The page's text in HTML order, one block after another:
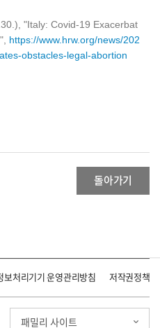
"Italy: Covid-19 Exacerbat
https://www.hrw.org/news/202
obstacles-legal-abortion
돌아가기
보처리기기 운영관리방침 저작권정책
패밀리 사이트